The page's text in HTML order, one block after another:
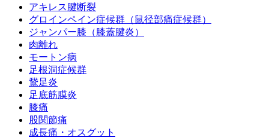
アキレス腱断裂
グロインペイン症候群（鼠径部痛症候群）
ジャンパー膝（膝蓋腱炎）
肉離れ
モートン病
足根洞症候群
鵞足炎
足底筋膜炎
膝痛
股関節痛
成長痛・オスグット